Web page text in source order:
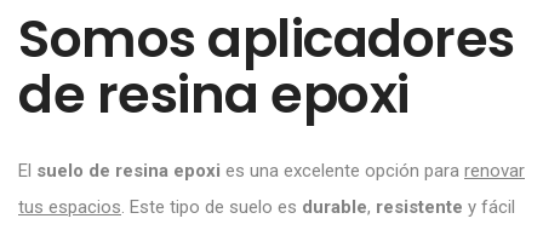
Somos aplicadores
de resina epoxi
El suelo de resina epoxi es una excelente opción para renovar
tus espacios. Este tipo de suelo es durable, resistente y fácil